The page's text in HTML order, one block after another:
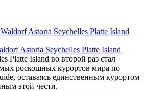
Astoria Seychelles Platte Island
Platte Island во второй раз стал
роскошных курортов мира по
оставаясь единственным курортом
этой чести.